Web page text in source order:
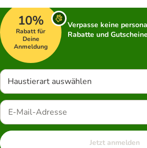
10%
Rabatt für
Deine
Anmeldung
Verpasse keine
Rabatte und
Haustierart auswählen
Jetzt anmelden